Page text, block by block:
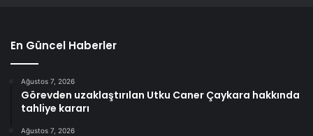
En Güncel Haberler
Ağustos 7, 2026
Görevden uzaklaştırılan Utku Caner Çaykara hakkında
tahliye kararı
Ağustos 7, 2026